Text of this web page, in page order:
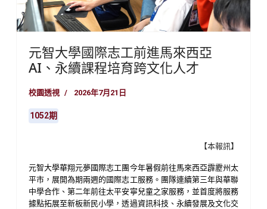
元智大學國際志工前進馬來西亞
AI、永續課程培育跨文化人才
校園透視 2026年7月21日
1052期
【本報訊】
元智大學華翔元夢國際志工團今年暑假前往馬來西亞霹靂州太
平市，展開為期兩週的國際志工服務。團隊連續第三年與華聯
中學合作、第二年前往太平安寧兒童之家服務，並首度將服務
據點拓展至新板新民小學，透過資訊科技、永續發展及文化交